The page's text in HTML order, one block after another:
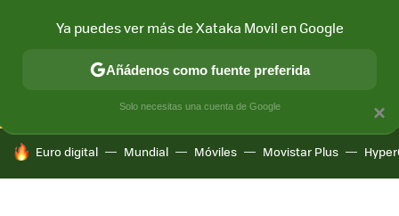
CONECTIVIDAD MÓVIL Y SOCIEDAD APLICACIONES
HOY SE HABLA DE
Euro digital Mundial Móviles Movistar Plus
×
Ya puedes ver más de Xataka Movil en Google
Añádenos como fuente preferida
Solo necesitas una cuenta de Google